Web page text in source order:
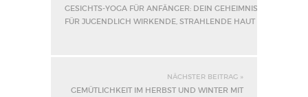
GESICHTS-YOGA FÜR ANFÄNGER: DEIN GEHEIMNIS
FÜR JUGENDLICH WIRKENDE, STRAHLENDE HAUT
NÄCHSTER BEITRAG »
GEMÜTLICHKEIT IM HERBST UND WINTER MIT